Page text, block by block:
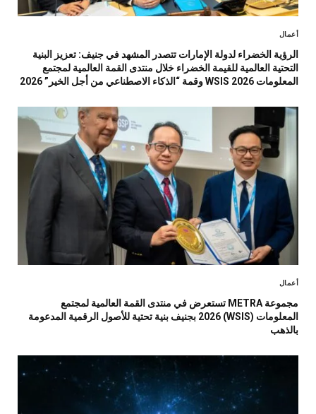
أعمال
الرؤية الخضراء لدولة الإمارات تتصدر المشهد في جنيف: تعزيز البنية
التحتية العالمية للقيمة الخضراء خلال منتدى القمة العالمية لمجتمع
المعلومات WSIS 2026 وقمة “الذكاء الاصطناعي من أجل الخير” 2026
أعمال
مجموعة METRA تستعرض في منتدى القمة العالمية لمجتمع
المعلومات (WSIS) 2026 بجنيف بنية تحتية للأصول الرقمية المدعومة
بالذهب